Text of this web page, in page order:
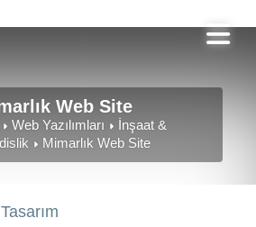
Web Site
Web Yazılımları
İnşaat &
Mimarlık Web Site